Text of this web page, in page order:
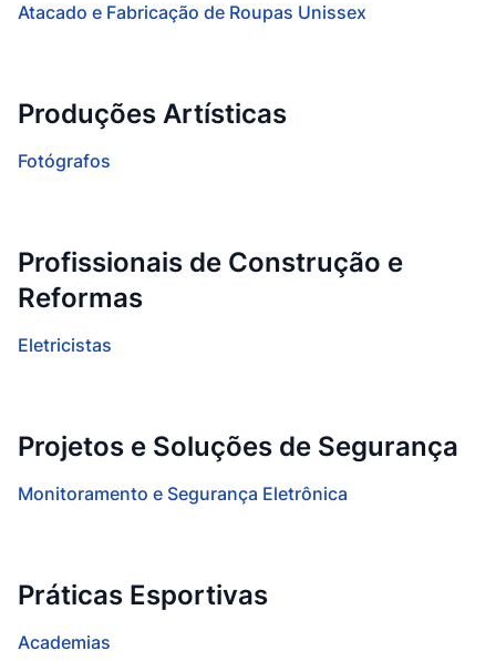
Atacado e Fabricação de Roupas Unissex
Produções Artísticas
Fotógrafos
Profissionais de Construção e
Reformas
Eletricistas
Projetos e Soluções de Segurança
Monitoramento e Segurança Eletrônica
Práticas Esportivas
Academias